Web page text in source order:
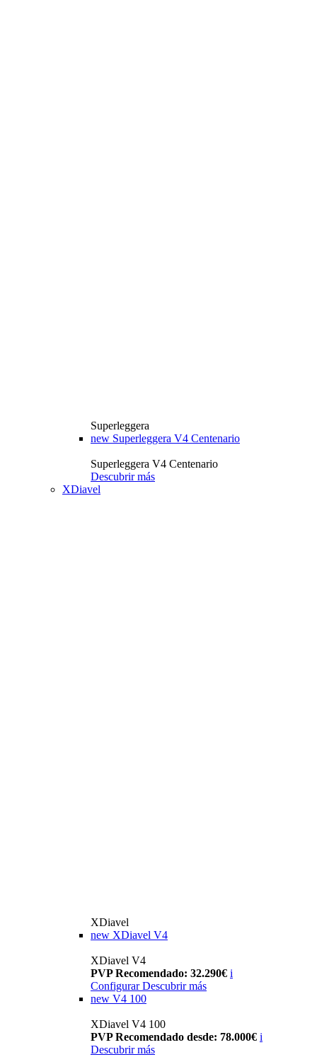
Superleggera
new Superleggera V4 Centenario
Superleggera V4 Centenario
Descubrir más
XDiavel
XDiavel
new XDiavel V4
XDiavel V4
PVP Recomendado: 32.290€ i
Configurar Descubrir más
new V4 100
XDiavel V4 100
PVP Recomendado desde: 78.000€ i
Descubrir más